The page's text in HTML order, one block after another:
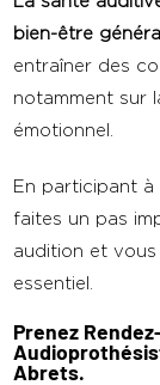
bien-être général
entraîner des
notamment sur
émotionnel.
En participant à
faites un pas
audition et
essentiel.
Prenez
Abrets.